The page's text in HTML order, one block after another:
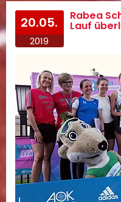
20.05.
2019
Rabea
Lauf